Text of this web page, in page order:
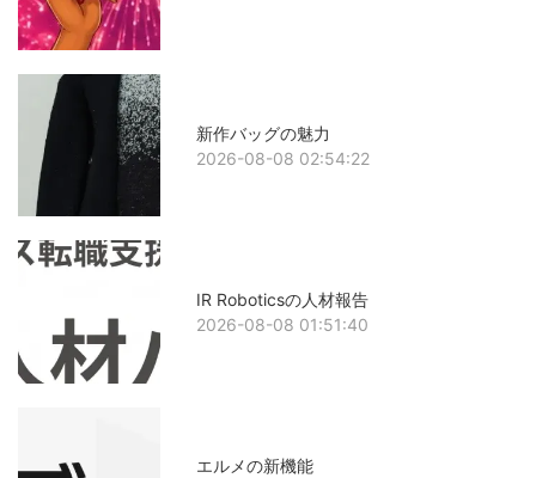
新作バッグの魅力
2026-08-08 02:54:22
IR Roboticsの人材報告
2026-08-08 01:51:40
エルメの新機能